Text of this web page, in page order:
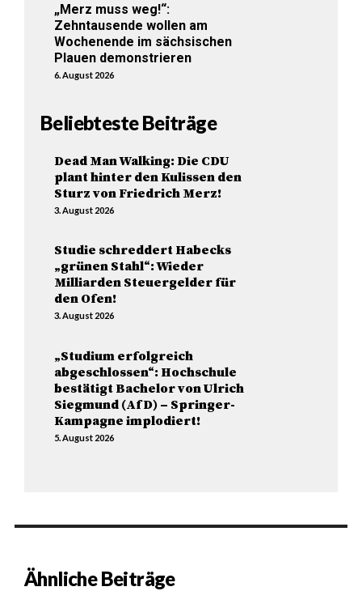
„Merz muss weg!“:
Zehntausende wollen am
Wochenende im sächsischen
Plauen demonstrieren
6. August 2026
Beliebteste Beiträge
Dead Man Walking: Die CDU
plant hinter den Kulissen den
Sturz von Friedrich Merz!
3. August 2026
Studie schreddert Habecks
„grünen Stahl“: Wieder
Milliarden Steuergelder für
den Ofen!
3. August 2026
„Studium erfolgreich
abgeschlossen“: Hochschule
bestätigt Bachelor von Ulrich
Siegmund (AfD) – Springer-
Kampagne implodiert!
5. August 2026
Ähnliche Beiträge